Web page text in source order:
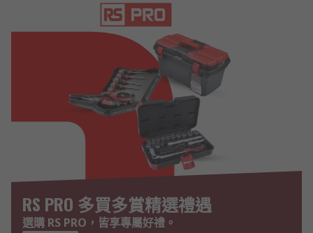
RS PRO 多買多賞精選禮遇
選購 RS PRO，皆享專屬好禮。